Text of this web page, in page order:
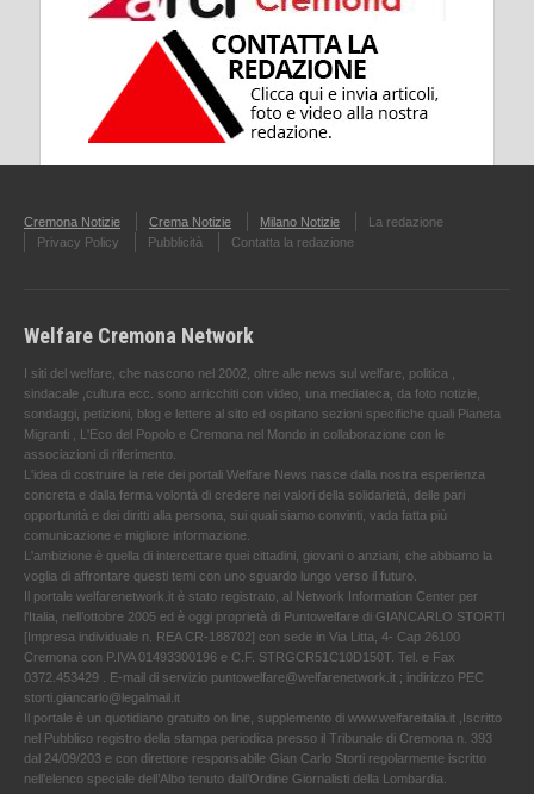
Cremona Notizie Crema Notizie Milano Notizie
La redazione
Privacy Policy
Pubblicità Contatta la redazione
Welfare Cremona Network
I siti del welfare, che nascono nel 2002, oltre alle news sul welfare, politica ,
sindacale ,cultura ecc. sono arricchiti con video, una mediateca, da foto notizie,
sondaggi, petizioni, blog e lettere al sito ed ospitano sezioni specifiche quali Pianeta
Migranti , L'Eco del Popolo e Cremona nel Mondo in collaborazione con le
associazioni di riferimento.
L'idea di costruire la rete dei portali Welfare News nasce dalla nostra esperienza
concreta e dalla ferma volontà di credere nei valori della solidarietà, delle pari
opportunità e dei diritti alla persona, sui quali siamo convinti, vada fatta più
comunicazione e migliore informazione.
L'ambizione è quella di intercettare quei cittadini, giovani o anziani, che abbiamo la
voglia di affrontare questi temi con uno sguardo lungo verso il futuro.
Il portale welfarenetwork.it è stato registrato, al Network Information Center per
l'Italia, nell’ottobre 2005 ed è oggi proprietà di Puntowelfare di GIANCARLO STORTI
[Impresa individuale n. REA CR-188702] con sede in Via Litta, 4- Cap 26100
Cremona con P.IVA 01493300196 e C.F. STRGCR51C10D150T. Tel. e Fax
0372.453429 . E-mail di servizio puntowelfare@welfarenetwork.it ; indirizzo PEC
storti.giancarlo@legalmail.it
Il portale è un quotidiano gratuito on line, supplemento di www.welfareitalia.it ,Iscritto
nel Pubblico registro della stampa periodica presso il Tribunale di Cremona n. 393
dal 24/09/203 e con direttore responsabile Gian Carlo Storti regolarmente iscritto
nell’elenco speciale dell’Albo tenuto dall’Ordine Giornalisti della Lombardia.